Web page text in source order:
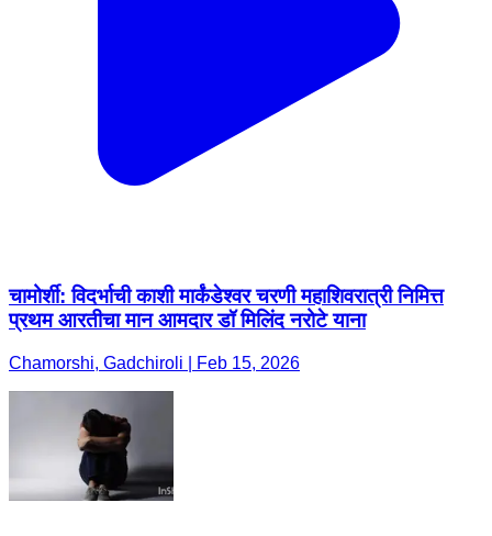
चामोर्शी: विदर्भाची काशी मार्कंडेश्वर चरणी महाशिवरात्री निमित्त
प्रथम आरतीचा मान आमदार डॉ मिलिंद नरोटे याना
Chamorshi, Gadchiroli | Feb 15, 2026